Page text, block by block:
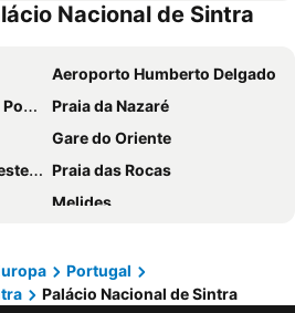
Hotel Londres Estoril
Flag Hotel Lisboa Oeiras
Eurostars Cascais
Hotel Riviera Carcavelos
Amazonia Jamor Hotel
Hotel Baia
WOT Ericeira
Magic Quiver Surf Lodge
Nacional de Sintra
Aeroporto Humberto Delgado
Praia da Nazaré
Gare do Oriente
Praia das Rocas
Melides
Praia de Buarcos
Mariparque
Portugal
Palácio Nacional de Sintra